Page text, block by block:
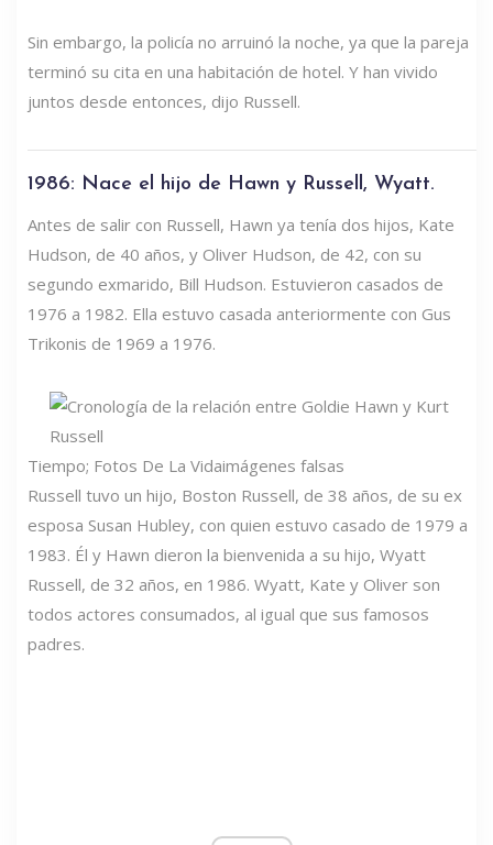
Sin embargo, la policía no arruinó la noche, ya que la pareja
terminó su cita en una habitación de hotel. Y han vivido
juntos desde entonces, dijo Russell.
1986: Nace el hijo de Hawn y Russell, Wyatt.
Antes de salir con Russell, Hawn ya tenía dos hijos, Kate
Hudson, de 40 años, y Oliver Hudson, de 42, con su
segundo exmarido, Bill Hudson. Estuvieron casados ​​de
1976 a 1982. Ella estuvo casada anteriormente con Gus
Trikonis de 1969 a 1976.
Tiempo; Fotos De La Vidaimágenes falsas
Russell tuvo un hijo, Boston Russell, de 38 años, de su ex
esposa Susan Hubley, con quien estuvo casado de 1979 a
1983. Él y Hawn dieron la bienvenida a su hijo, Wyatt
Russell, de 32 años, en 1986. Wyatt, Kate y Oliver son
todos actores consumados, al igual que sus famosos
padres.